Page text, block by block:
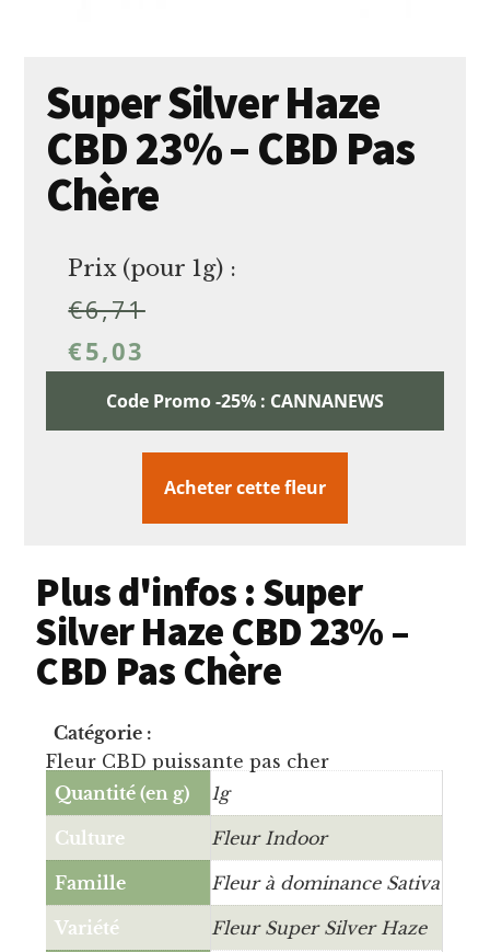
Super Silver Haze
CBD 23% – CBD Pas
Chère
Prix (pour 1g) :
€6,71
€5,03
Code Promo -25% : CANNANEWS
Acheter cette fleur
Plus d'infos : Super
Silver Haze CBD 23% –
CBD Pas Chère
Catégorie :
Fleur CBD puissante pas cher
Quantité (en g)
1g
Culture Fleur Indoor
Famille Fleur à dominance Sativa
Variété Fleur Super Silver Haze